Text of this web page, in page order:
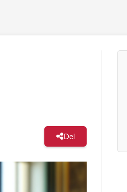
Del